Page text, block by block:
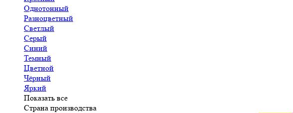
Однотонный
Разноцветный
Светлый
Серый
Синий
Темный
Цветной
Чёрный
Яркий
Показать все
Страна производства